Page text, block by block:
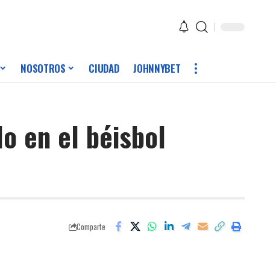
NOSOTROS CIUDAD JOHNNYBET
en el béisbol
Comparte